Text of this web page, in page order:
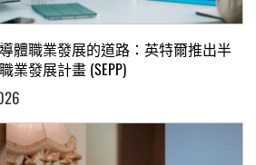
體職業發展的道路：英特爾推出半
業發展計畫 (SEPP)